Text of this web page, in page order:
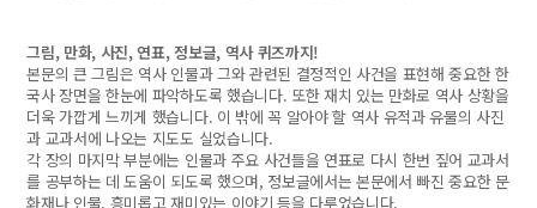
그림, 만화, 사진, 연표, 정보글, 역사 퀴즈까지!
본문의 큰 그림은 역사 인물과 그와 관련된 결정적인 사건을 표현해 중요한 한
국사 장면을 한눈에 파악하도록 했습니다. 또한 재치 있는 만화로 역사 상황을
더욱 가깝게 느끼게 했습니다. 이 밖에 꼭 알아야 할 역사 유적과 유물의 사진
과 교과서에 나오는 지도도 실었습니다.
각 장의 마지막 부분에는 인물과 주요 사건들을 연표로 다시 한번 짚어 교과서
를 공부하는 데 도움이 되도록 했으며, 정보글에서는 본문에서 빠진 중요한 문
화재나 인물, 흥미롭고 재미있는 이야기 등을 다루었습니다.